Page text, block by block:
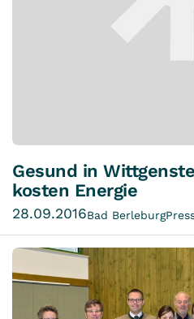
Gesund in
kosten Energie
28.09.2016Bad Berleburg